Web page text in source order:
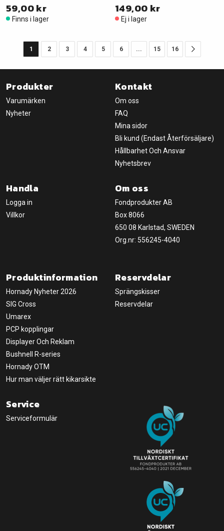
59,00 kr
Finns i lager
149,00 kr
Ej i lager
1 2 3 4 5 6 ... 15 16
Produkter
Varumärken
Nyheter
Kontakt
Om oss
FAQ
Mina sidor
Bli kund (Endast Återförsäljare)
Hållbarhet Och Ansvar
Nyhetsbrev
Handla
Logga in
Villkor
Om oss
Fondprodukter AB
Box 8066
650 08 Karlstad, SWEDEN
Org.nr: 556245-4040
Produktinformation
Hornady Nyheter 2026
SIG Cross
Umarex
PCP kopplingar
Displayer Och Reklam
Bushnell R-series
Hornady OTM
Hur man väljer rätt kikarsikte
Reservdelar
Sprängskisser
Reservdelar
Service
Serviceformulär